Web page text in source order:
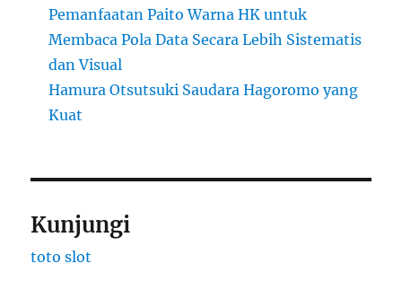
Pemanfaatan Paito Warna HK untuk
Membaca Pola Data Secara Lebih Sistematis
dan Visual
Hamura Otsutsuki Saudara Hagoromo yang
Kuat
Kunjungi
toto slot